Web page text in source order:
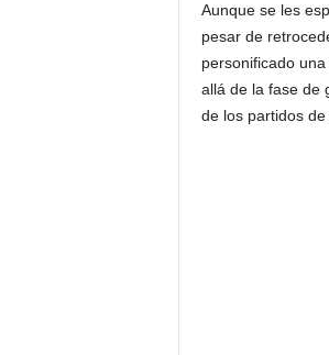
Aunque se les
pesar de
personificado
allá de la fase de
de los partidos de